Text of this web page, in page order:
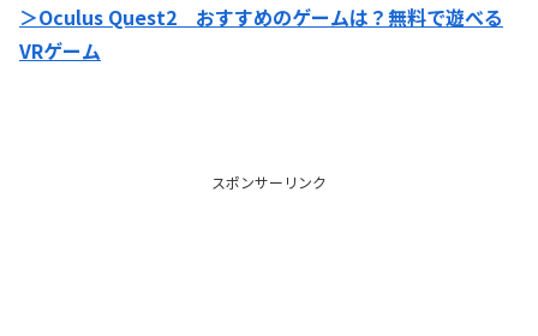
＞Oculus Quest2 おすすめのゲームは？無料で遊べる
VRゲーム
スポンサーリンク